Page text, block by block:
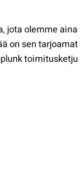
jota olemme aina
on sen tarjoamat
toimitusketju